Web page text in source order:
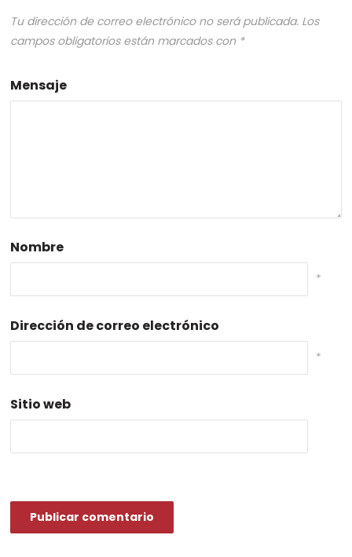
Tu dirección de correo electrónico no será publicada. Los
campos obligatorios están marcados con *
Mensaje
Nombre
*
Dirección de correo electrónico
*
Sitio web